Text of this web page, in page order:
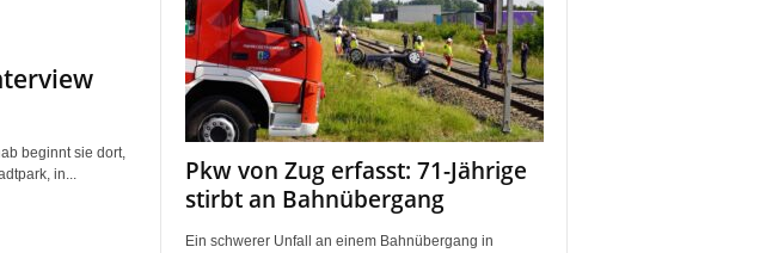
beginnt sie dort,
in...
Pkw von Zug erfasst: 71-Jährige
stirbt an Bahnübergang
Ein schwerer Unfall an einem Bahnübergang in